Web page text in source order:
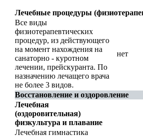
Лечебные процедуры
Все виды
физиотерапевтических
процедур, из действующего
на момент нахождения на
санаторно - куротном
лечении, прейскуранта. По
назначению лечащего врача
не более 3 видов.
нет
Восстановление и оздоровление
Лечебная
(оздоровительная)
физкультура и плавание
Лечебная гимнастика